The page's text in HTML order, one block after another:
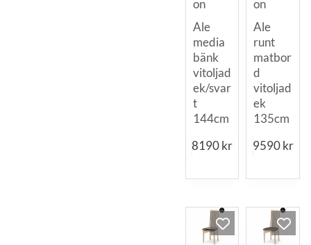
on
Ale
media
bänk
vitoljad
ek/svar
t
144cm
8190kr
on
Ale
runt
matbor
d
vitoljad
ek
135cm
9590kr